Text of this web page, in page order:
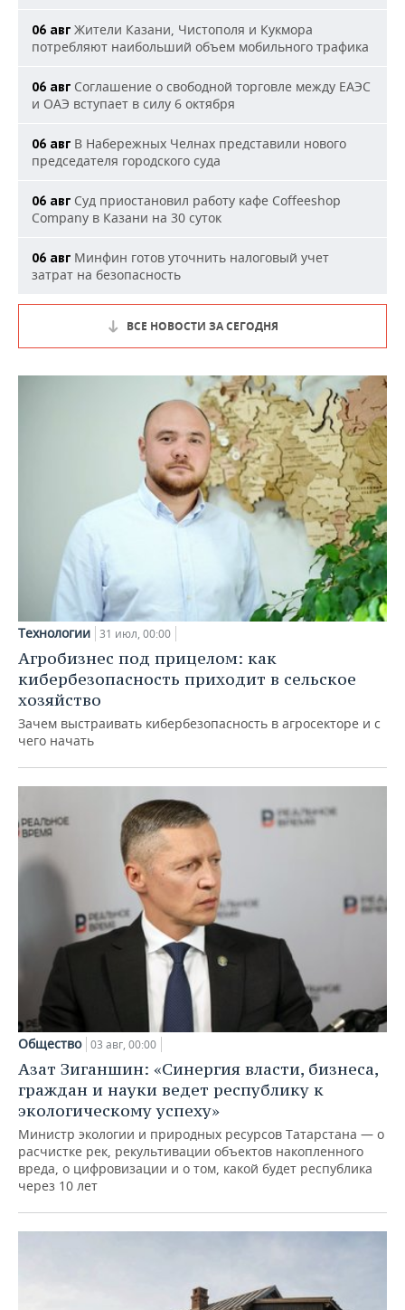
06 авг Жители Казани, Чистополя и Кукмора
потребляют наибольший объем мобильного трафика
06 авг Соглашение о свободной торговле между ЕАЭС
и ОАЭ вступает в силу 6 октября
06 авг В Набережных Челнах представили нового
председателя городского суда
06 авг Суд приостановил работу кафе Coffeeshop
Company в Казани на 30 суток
06 авг Минфин готов уточнить налоговый учет
затрат на безопасность
ВСЕ НОВОСТИ ЗА СЕГОДНЯ
Технологии 31 июл, 00:00
Агробизнес под прицелом: как
кибербезопасность приходит в сельское
хозяйство
Зачем выстраивать кибербезопасность в агросекторе и с
чего начать
Общество 03 авг, 00:00
Азат Зиганшин: «Синергия власти, бизнеса,
граждан и науки ведет республику к
экологическому успеху»
Министр экологии и природных ресурсов Татарстана — о
расчистке рек, рекультивации объектов накопленного
вреда, о цифровизации и о том, какой будет республика
через 10 лет